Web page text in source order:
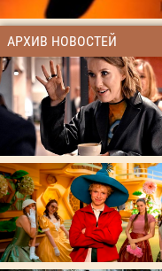
АРХИВ НОВОСТЕЙ